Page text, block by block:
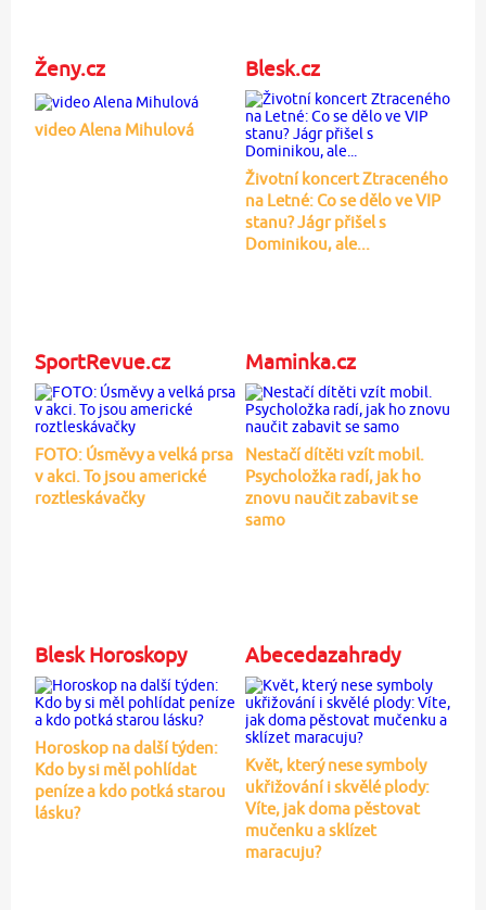
Ženy.cz
video Alena Mihulová
Blesk.cz
Životní koncert Ztraceného
na Letné: Co se dělo ve VIP
stanu? Jágr přišel s
Dominikou, ale...
SportRevue.cz
FOTO: Úsměvy a velká prsa
v akci. To jsou americké
roztleskávačky
Maminka.cz
Nestačí dítěti vzít mobil.
Psycholožka radí, jak ho
znovu naučit zabavit se
samo
Blesk Horoskopy
Horoskop na další týden:
Kdo by si měl pohlídat
peníze a kdo potká starou
lásku?
Abecedazahrady
Květ, který nese symboly
ukřižování i skvělé plody:
Víte, jak doma pěstovat
mučenku a sklízet
maracuju?